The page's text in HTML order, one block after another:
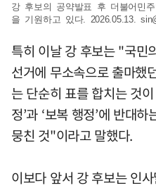
강 후보의 공약발표 후 더불어민
을 기원하고 있다. 2026.05.13.
특히 이날 강 후보는 "국민
선거에 무소속으로 출마했
는 단순히 표를 합치는 것
정’과 ‘보복 행정’에 반대
뭉친 것"이라고 말했다.
이보다 앞서 강 후보는 인